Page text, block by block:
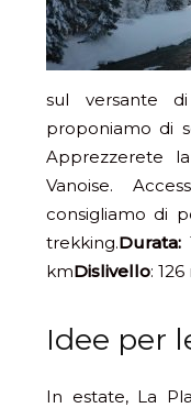
sul versante
proponiamo di
Apprezzerete
Vanoise.
consigliamo di
trekking.Durata:
kmDislivello:
Idee per
In estate, La